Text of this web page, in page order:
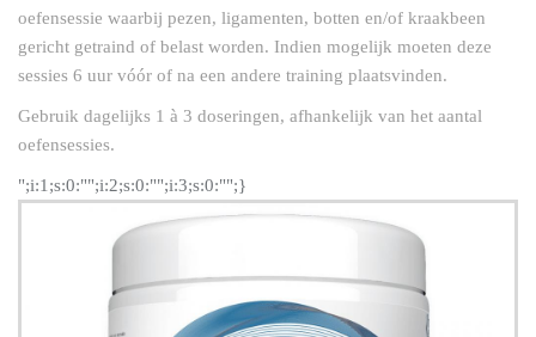
oefensessie waarbij pezen, ligamenten, botten en/of kraakbeen
gericht getraind of belast worden. Indien mogelijk moeten deze
sessies 6 uur vóór of na een andere training plaatsvinden.
Gebruik dagelijks 1 à 3 doseringen, afhankelijk van het aantal
oefensessies.
";i:1;s:0:"";i:2;s:0:"";i:3;s:0:"";}